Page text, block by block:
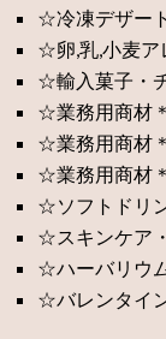
☆冷凍デザー
☆卵,乳,小麦ア
☆輸入菓子・
☆業務用商材
☆業務用商材
☆業務用商材
☆ソフトドリ
☆スキンケア
☆ハーバリウ
☆バレンタイ